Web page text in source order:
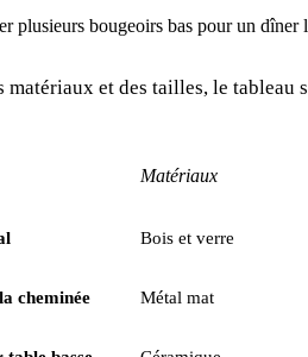
plusieurs bougeoirs bas pour un dîner
matériaux et des tailles, le
Matériaux
Bois et verre
cheminée Métal mat